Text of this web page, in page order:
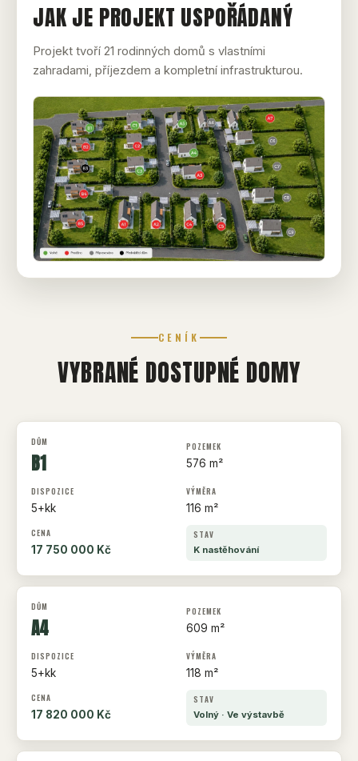
JAK JE PROJEKT USPOŘÁDANÝ
Projekt tvoří 21 rodinných domů s vlastními
zahradami, příjezdem a kompletní infrastrukturou.
CENÍK
VYBRANÉ DOSTUPNÉ DOMY
B1 576 m²
5+kk 116 m²
17 750 000 Kč K nastěhování
A4 609 m²
5+kk 118 m²
17 820 000 Kč Volný · Ve výstavbě